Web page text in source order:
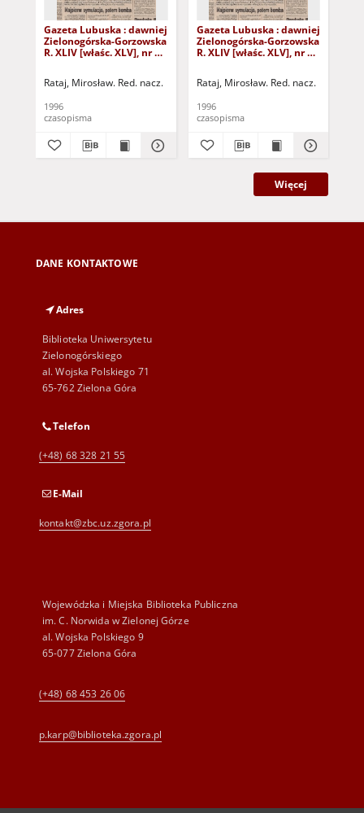
Gazeta Lubuska : dawniej
Zielonogórska-Gorzowska
R. XLIV [właśc. XLV], nr 52
Rataj, Mirosław. Red. nacz.
1996
czasopisma
Gazeta Lubuska : dawniej
Zielonogórska-Gorzowska
R. XLIV [właśc. XLV], nr 46
Rataj, Mirosław. Red. nacz.
1996
czasopisma
Więcej
DANE KONTAKTOWE
Adres
Biblioteka Uniwersytetu
Zielonogórskiego
al. Wojska Polskiego 71
65-762 Zielona Góra
Telefon
(+48) 68 328 21 55
E-Mail
kontakt@zbc.uz.zgora.pl
Wojewódzka i Miejska Biblioteka Publiczna
im. C. Norwida w Zielonej Górze
al. Wojska Polskiego 9
65-077 Zielona Góra
(+48) 68 453 26 06
p.karp@biblioteka.zgora.pl